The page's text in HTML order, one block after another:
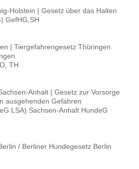
Holstein | Gesetz über das Halten
GefHG,SH
| Tiergefahrengesetz Thüringen
TH
Anhalt | Gesetz zur Vorsorge
ausgehenden Gefahren
LSA) Sachsen-Anhalt HundeG
/ Berliner Hundegesetz Berlin